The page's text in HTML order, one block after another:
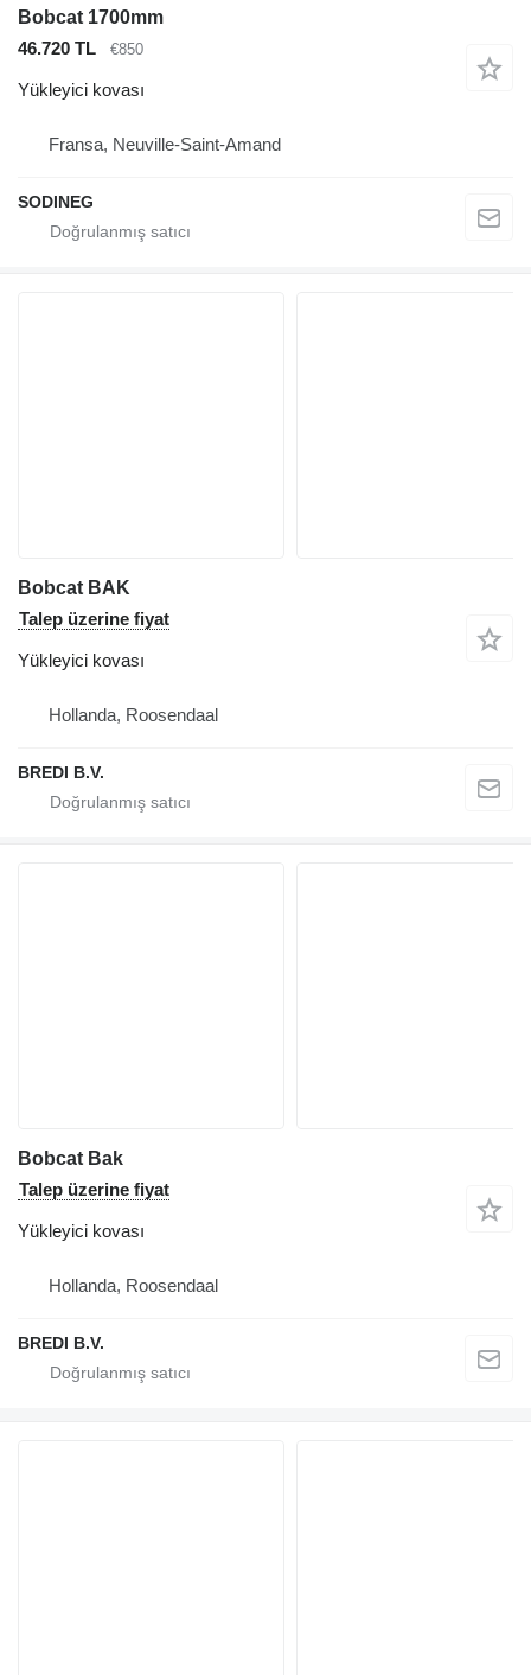
Bobcat 1700mm
46.720 TL
€850
Yükleyici kovası
Fransa, Neuville-Saint-Amand
SODINEG
Bobcat BAK
Talep üzerine fiyat
Yükleyici kovası
Hollanda, Roosendaal
BREDI B.V.
Bobcat Bak
Talep üzerine fiyat
Yükleyici kovası
Hollanda, Roosendaal
BREDI B.V.